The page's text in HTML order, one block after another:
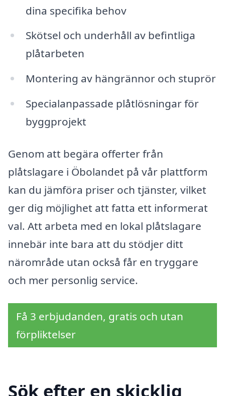
dina specifika behov
Skötsel och underhåll av befintliga
plåtarbeten
Montering av hängrännor och stuprör
Specialanpassade plåtlösningar för
byggprojekt
Genom att begära offerter från
plåtslagare i Öbolandet på vår plattform
kan du jämföra priser och tjänster, vilket
ger dig möjlighet att fatta ett informerat
val. Att arbeta med en lokal plåtslagare
innebär inte bara att du stödjer ditt
närområde utan också får en tryggare
och mer personlig service.
Få 3 erbjudanden, gratis och utan
förpliktelser
Sök efter en skicklig